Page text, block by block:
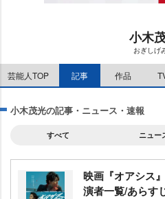
小木
おぎしげ
芸能人TOP 記事 作品
小木茂光の記事・ニュース・速報
すべて ニュー
映画『オアシス
演者一覧/あらす